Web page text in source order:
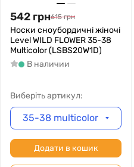
542 грн615 грн
Носки сноубордичні жіночі
Level WILD FLOWER 35-38
Multicolor (LSBS20W1D)
В наличии
Виберіть артикул:
35-38 multicolor
Додати в кошик